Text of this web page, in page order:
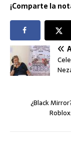
¡Comparte la
¿Black